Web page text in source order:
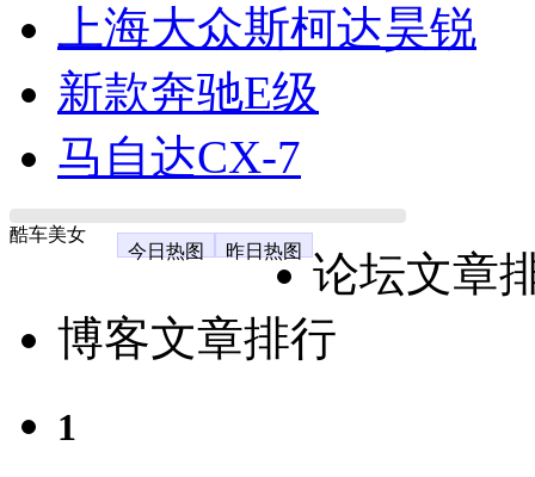
上海大众斯柯达昊锐
新款奔驰E级
马自达CX-7
酷车美女
今日热图
昨日热图
论坛文章
博客文章排行
1